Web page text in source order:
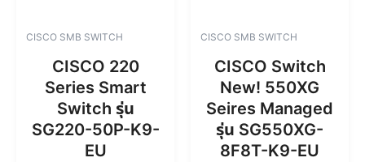
CISCO SMB SWITCH
CISCO 220
Series Smart
Switch รุ่น
SG220-50P-K9-
EU
CISCO SMB SWITCH
CISCO Switch
New! 550XG
Seires Managed
รุ่น SG550XG-
8F8T-K9-EU